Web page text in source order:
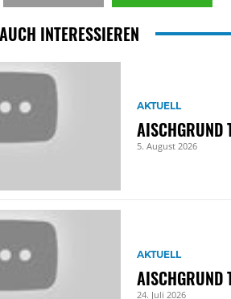
INTERESSIEREN
AKTUELL
5. August 2026
AKTUELL
24. Juli 2026